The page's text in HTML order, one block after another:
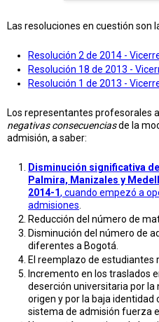
Las resoluciones en cuestión son
Resolución 2 de 2014 -
Resolución 18 de 2013 -
Resolución 1 de 2013 -
Los representantes profesorales
negativas consecuenciasde la
admisión, a saber:
Disminución significativa
Palmira, Manizales y
2014-1, cuando empezó a
admisiones
Reducción del número de
Disminución del número de
diferentes a Bogotá.
El reemplazo de estudiantes
Incremento en los traslados
deserción universitaria por la
origen y por la baja identidad
sistema de admisión fuerza